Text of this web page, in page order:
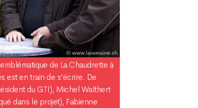
de La Chaudrette à
est en train de s’écrire. De
du GTI), Michel Walthert
dans le projet), Fabienne